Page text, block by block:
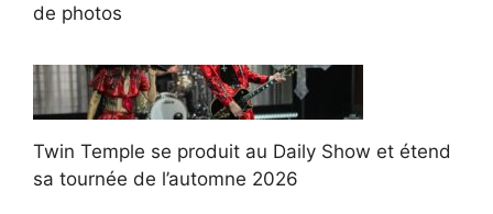
de photos
Twin Temple se produit au Daily Show et étend
sa tournée de l’automne 2026